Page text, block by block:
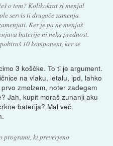
o tem? Kolikokrat si menjal
servis ti drugače zamenja
Ker je pa ne menjaš
baterije ni neka prednost.
10 komponent, ker se
3 koščke. To ti je argument.
na vlaku, letalu, ipd, lahko
zmolzem, noter zadegam
Jah, kupit moraš zunanji aku
baterija? Mal več
programi, ki preverjeno